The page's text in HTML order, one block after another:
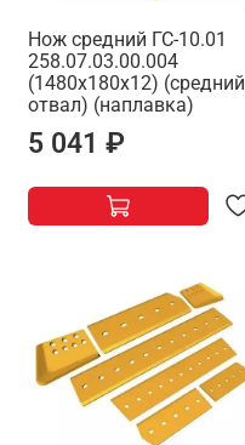
Нож средний ГС-10.01
258.07.03.00.004
(1480х180х12) (средний
отвал) (наплавка)
5 041 ₽